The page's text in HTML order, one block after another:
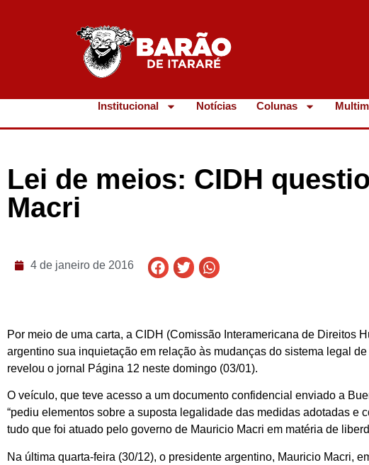
Institucional Notícias Colunas
Lei de meios: CIDH
Macri
4 de janeiro de 2016
Por meio de uma carta, a CIDH (Comissão Interamericana de Direitos
argentino sua inquietação em relação às mudanças do sistema legal
revelou o jornal Página 12 neste domingo (03/01).
O veículo, que teve acesso a um documento confidencial enviado a
“pediu elementos sobre a suposta legalidade das medidas adotadas e
tudo que foi atuado pelo governo de Mauricio Macri em matéria de
Na última quarta-feira (30/12), o presidente argentino, Mauricio Macri,